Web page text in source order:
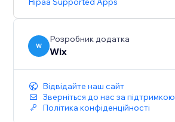
W
Розробник додатка
Wix
Відвідайте наш сайт
Зверніться до нас за підтримкою
Політика конфіденційності